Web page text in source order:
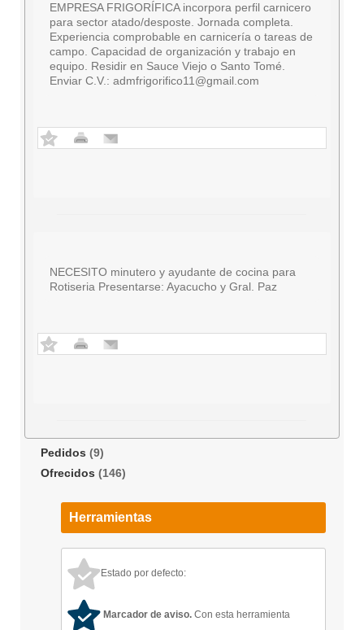
EMPRESA FRIGORÍFICA incorpora perfil carnicero
para sector atado/desposte. Jornada completa.
Experiencia comprobable en carnicería o tareas de
campo. Capacidad de organización y trabajo en
equipo. Residir en Sauce Viejo o Santo Tomé.
Enviar C.V.: admfrigorifico11@gmail.com
NECESITO minutero y ayudante de cocina para
Rotiseria Presentarse: Ayacucho y Gral. Paz
Pedidos (9)
Ofrecidos (146)
Herramientas
Estado por defecto:
Marcador de aviso. Con esta herramienta